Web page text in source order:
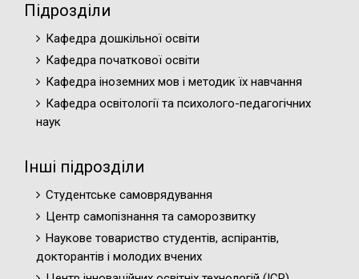
Підрозділи
Кафедра дошкільної освіти
Кафедра початкової освіти
Кафедра іноземних мов і методик їх навчання
Кафедра освітології та психолого-педагогічних
наук
Інші підрозділи
Студентське самоврядування
Центр самопізнання та саморозвитку
Наукове товариство студентів, аспірантів,
докторантів і молодих вчених